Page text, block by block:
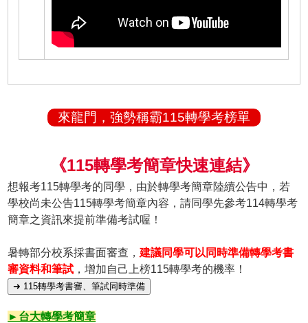
來龍門，強勢稱霸115轉學考榜單
《115轉學考簡章快速連結》
想報考115轉學考的同學，由於轉學考簡章陸續公告中，若
學校尚未公告115轉學考簡章內容，請同學先參考114轉學考
簡章之資訊來提前準備考試喔！
暑轉部分校系採書面審查，建議同學可以同時準備轉學考書
審資料和筆試 ，增加自己上榜115轉學考的機率！
➜ 115轉學考書審、筆試同時準備
►台大轉學考簡章